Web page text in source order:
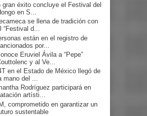
gran éxito concluye el Festival del
en S...
se llena de tradición con
“Festival d...
están en el registro de
por...
Eruviel Ávila a “Pepe”
y al Ve...
en el Estado de México llegó de
mano del ...
Rodríguez participará en
artísti...
comprometido en garantizar un
sustentable